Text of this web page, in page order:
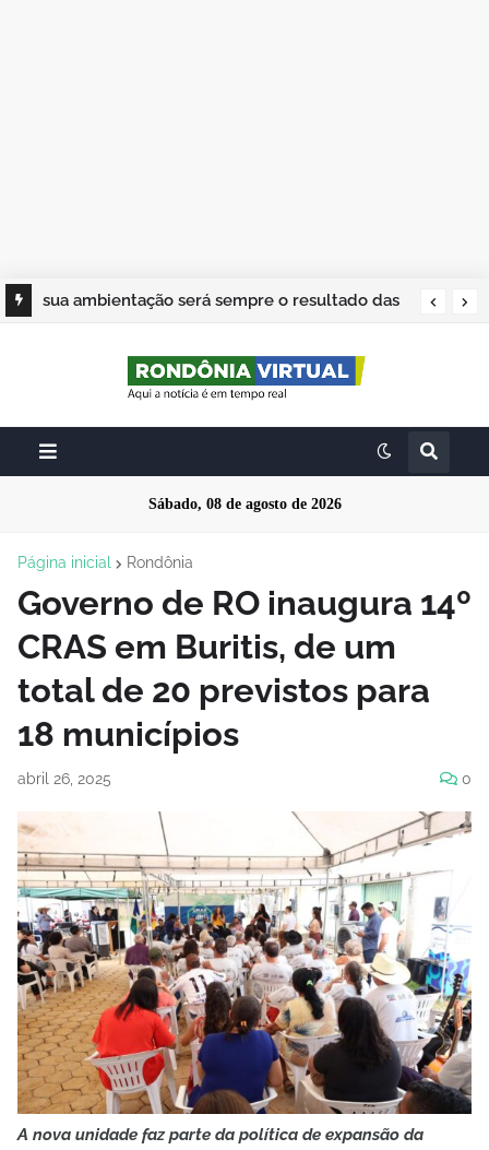
sua ambientação será sempre o resultado das
Sábado, 08 de agosto de 2026
Página inicial Rondônia
Governo de RO inaugura 14º
CRAS em Buritis, de um
total de 20 previstos para
18 municípios
abril 26, 2025 0
A nova unidade faz parte da política de expansão da